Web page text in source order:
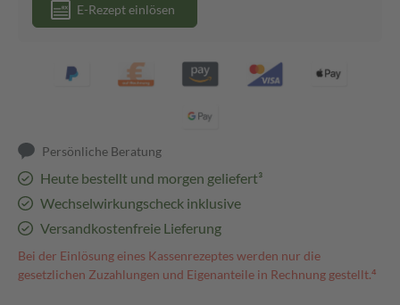
E-Rezept einlösen
Persönliche Beratung
Heute bestellt und morgen geliefert³
Wechselwirkungscheck inklusive
Versandkostenfreie Lieferung
Bei der Einlösung eines Kassenrezeptes werden nur die
gesetzlichen Zuzahlungen und Eigenanteile in Rechnung gestellt.⁴